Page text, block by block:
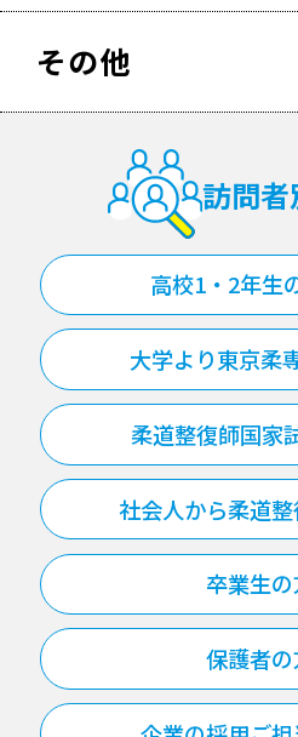
その他
訪問者
高校1・2年生
大学より東京柔
柔道整復師国家
社会人から柔道
卒業生
保護者